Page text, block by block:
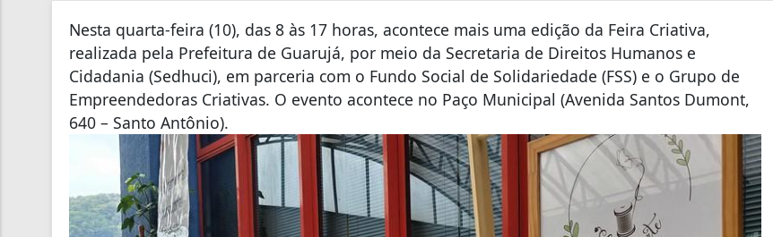
Nesta quarta-feira (10), das 8 às 17 horas, acontece mais uma edição da Feira Criativa,
realizada pela Prefeitura de Guarujá, por meio da Secretaria de Direitos Humanos e
Cidadania (Sedhuci), em parceria com o Fundo Social de Solidariedade (FSS) e o Grupo de
Empreendedoras Criativas. O evento acontece no Paço Municipal (Avenida Santos Dumont,
640 – Santo Antônio).